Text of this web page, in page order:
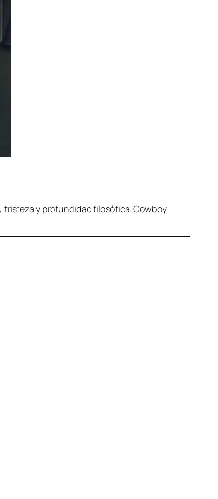
tristeza y profundidad filosófica. Cowboy